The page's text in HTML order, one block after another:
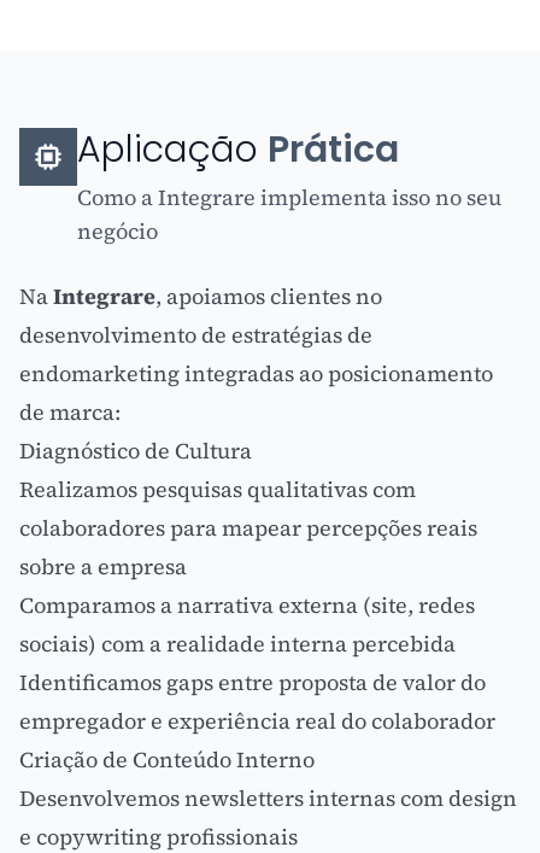
Aplicação Prática
Como a Integrare implementa isso no seu
negócio
NaIntegrare, apoiamos clientes no
desenvolvimento de estratégias de
endomarketing integradas ao posicionamento
de marca:
Diagnóstico de Cultura
Realizamos pesquisas qualitativas com
colaboradores para mapear percepções reais
sobre a empresa
Comparamos a narrativa externa (site, redes
sociais) com a realidade interna percebida
Identificamos gaps entre proposta de valordo
empregador e experiência real do colaborador
Criação de Conteúdo Interno
Desenvolvemos newsletters internas com design
e copywritingprofissionais